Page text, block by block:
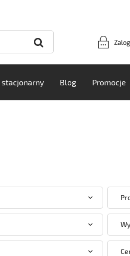
stacjonarny Blog Promocje